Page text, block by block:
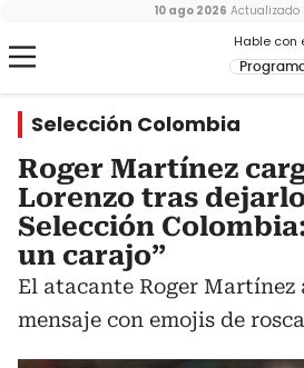
Hable con
10 ago 2026 Actualizado
Selección Colombia
Roger Martínez
Lorenzo tras
Selección
un carajo”
El atacante Roger Martínez
mensaje con emojis de